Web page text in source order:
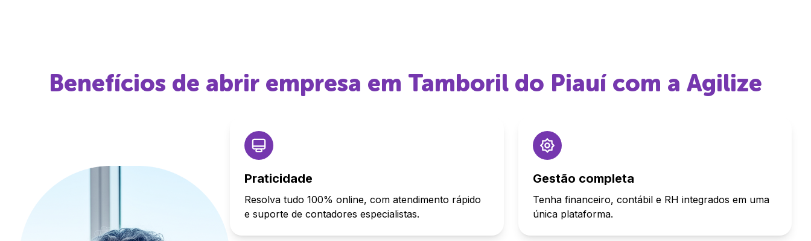
Benefícios de abrir empresa em Tamboril do Piauí com a Agilize
Praticidade
Resolva tudo 100% online, com atendimento rápido
e suporte de contadores especialistas.
Gestão completa
Tenha financeiro, contábil e RH integrados em uma
única plataforma.